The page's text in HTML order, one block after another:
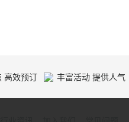
高效预订 丰富活动 提供人气